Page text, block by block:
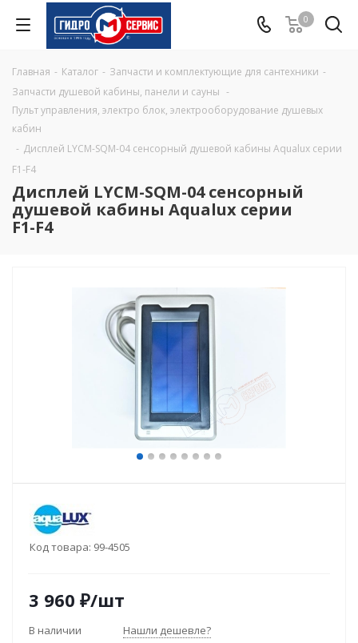
0
Главная - Каталог - Запчасти и комплектующие для сантехники -
Запчасти душевой кабины, панели и сауны -
Пульт управления, электро блок, электрооборудование душевых
кабин
- Дисплей LYCM-SQM-04 сенсорный душевой кабины Aqualux серии
F1-F4
Дисплей LYCM-SQM-04 сенсорный
душевой кабины Aqualux серии
F1-F4
Код товара: 99-4505
3 960 ₽/шт
В наличии Нашли дешевле?